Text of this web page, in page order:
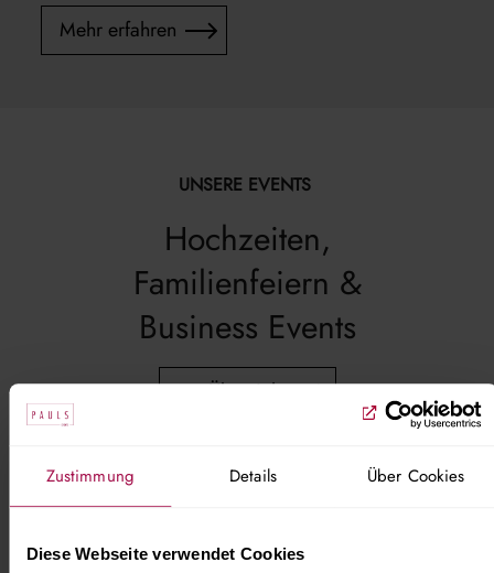
Zustimmung Details Über Cookies
Diese Webseite verwendet Cookies
Mehr erfahren
UNSERE EVENTS
Hochzeiten,
Familienfeiern &
Business Events
zur Übersicht